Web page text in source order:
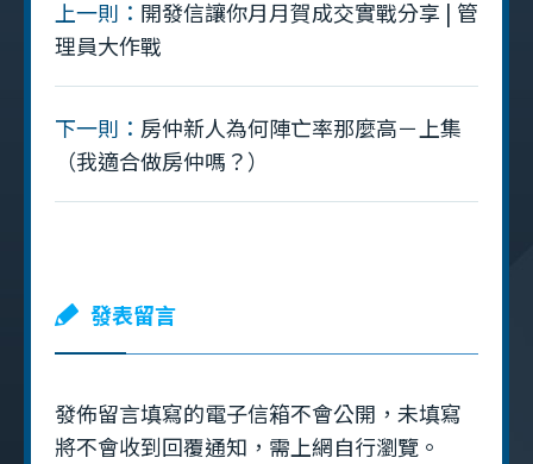
上一則： 開發信讓你月月賀成交實戰分享 | 管
理員大作戰
下一則： 房仲新人為何陣亡率那麼高－上集
（我適合做房仲嗎？）
發表留言
發佈留言填寫的電子信箱不會公開，未填寫
將不會收到回覆通知，需上網自行瀏覽。